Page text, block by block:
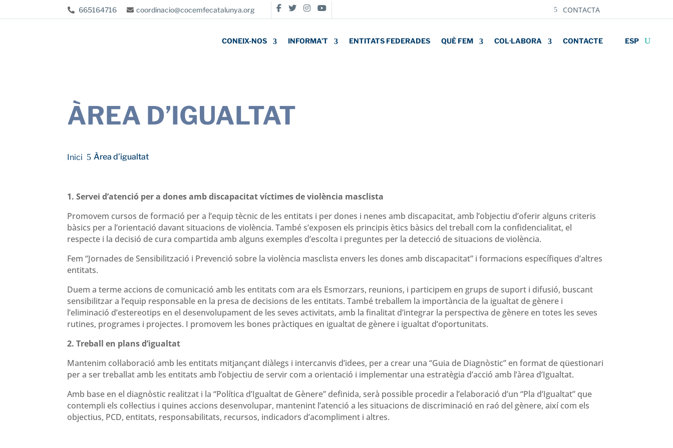
665164716 coordinacio@cocemfecatalunya.org     CONTACTA
CONEIX-NOS INFORMA’T ENTITATS FEDERADES QUÈ FEM COL·LABORA CONTACTE ESP
ÀREA D’IGUALTAT
Àrea d’igualtat
1. Servei d’atenció per a dones amb discapacitat víctimes de violència masclista
Promovem cursos de formació per a l’equip tècnic de les entitats i per dones i nenes amb discapacitat, amb l’objectiu d’oferir alguns criteris
bàsics per a l’orientació davant situacions de violència. També s’exposen els principis ètics bàsics del treball com la confidencialitat, el
respecte i la decisió de cura compartida amb alguns exemples d’escolta i preguntes per la detecció de situacions de violència.
Fem “Jornades de Sensibilització i Prevenció sobre la violència masclista envers les dones amb discapacitat” i formacions específiques d’altres
entitats.
Duem a terme accions de comunicació amb les entitats com ara els Esmorzars, reunions, i participem en grups de suport i difusió, buscant
sensibilitzar a l’equip responsable en la presa de decisions de les entitats. També treballem la importància de la igualtat de gènere i
l’eliminació d’estereotips en el desenvolupament de les seves activitats, amb la finalitat d’integrar la perspectiva de gènere en totes les seves
rutines, programes i projectes. I promovem les bones pràctiques en igualtat de gènere i igualtat d’oportunitats.
2. Treball en plans d’igualtat
Mantenim col·laboració amb les entitats mitjançant diàlegs i intercanvis d’idees, per a crear una “Guia de Diagnòstic” en format de qüestionari
per a ser treballat amb les entitats amb l’objectiu de servir com a orientació i implementar una estratègia d’acció amb l’àrea d’Igualtat.
Amb base en el diagnòstic realitzat i la “Política d’Igualtat de Gènere” definida, serà possible procedir a l’elaboració d’un “Pla d’Igualtat” que
contempli els col·lectius i quines accions desenvolupar, mantenint l’atenció a les situacions de discriminació en raó del gènere, així com els
objectius, PCD, entitats, responsabilitats, recursos, indicadors d’acompliment i altres.